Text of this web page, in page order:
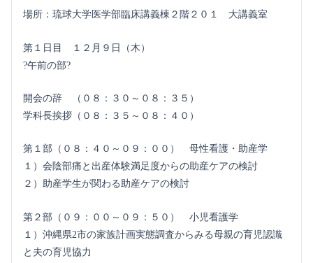
場所：琉球大学医学部臨床講義棟２階２０１ 大講義室
第１日目 １２月９日（木）
?午前の部?
開会の辞 （０８：３０～０８：３５）
学科長挨拶（０８：３５～０８：４０）
第１部（０８：４０～０９：００） 母性看護・助産学
１）会陰部痛と出産体験満足度からの助産ケアの検討
２）助産学生が関わる助産ケアの検討
第２部（０９：００～０９：５０） 小児看護学
１）沖縄県2市の家族計画実態調査からみる母親の育児認識
と夫の育児協力